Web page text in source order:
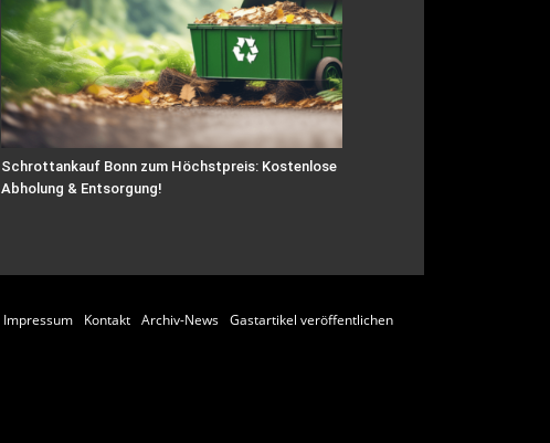
Schrottankauf Bonn zum Höchstpreis: Kostenlose
Abholung & Entsorgung!
Impressum Kontakt Archiv-News Gastartikel veröffentlichen